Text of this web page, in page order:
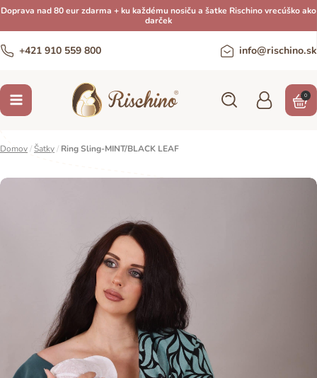
Doprava nad 80 eur zdarma + ku každému nosiču a šatke Rischino vrecúško ako
darček
+421 910 559 800 info@rischino.sk
0
Domov/ Šatky/ Ring Sling-MINT/BLACK LEAF